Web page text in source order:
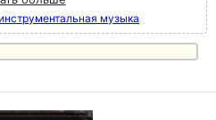
музыка